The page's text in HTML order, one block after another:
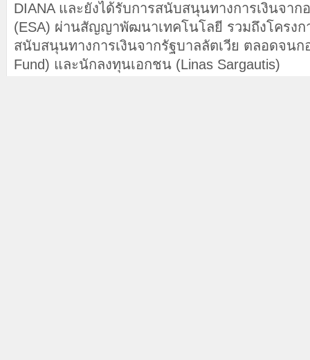
DIANA และยังได้รับการสนับสนุนทางการเงินจาก
(ESA) ผ่านสัญญาพัฒนาเทคโนโลยี รวมถึงโครงก
สนับสนุนทางการเงินจากรัฐบาลลัตเวีย ตลอดจน
Fund) และนักลงทุนเอกชน (Linas Sargautis)